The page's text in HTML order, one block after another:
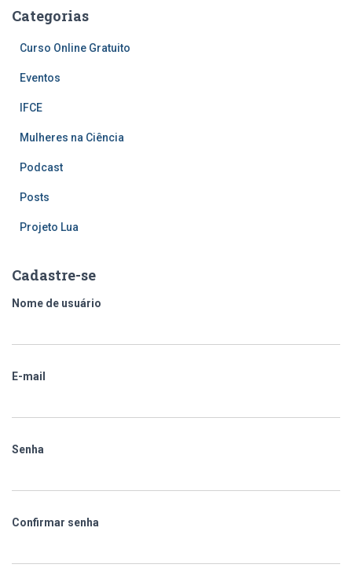
Categorias
Curso Online Gratuito
Eventos
IFCE
Mulheres na Ciência
Podcast
Posts
Projeto Lua
Cadastre-se
Nome de usuário
E-mail
Senha
Confirmar senha